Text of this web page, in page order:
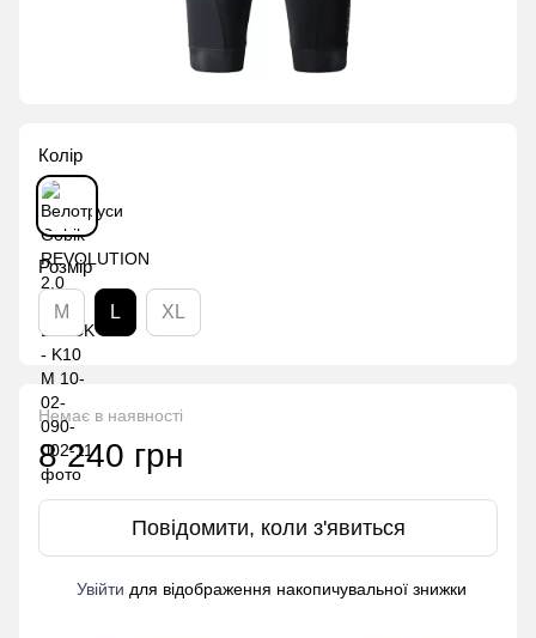
Колір
Розмір
M L XL
Немає в наявності
8 240 грн
Повідомити, коли з'явиться
Увійти для відображення накопичувальної знижки